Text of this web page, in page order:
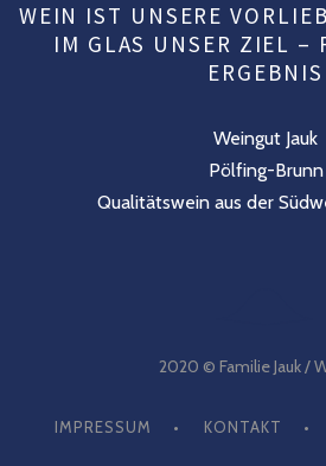
WEIN IST UNSERE
IM GLAS UNSER ZIEL –
ERGEBNIS
Weingut Jauk
Pölfing-Brunn
Qualitätswein aus der
2020 © Familie Jauk /
IMPRESSUM KONTAKT